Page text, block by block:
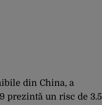
din China, a
prezintă un risc de 3.5